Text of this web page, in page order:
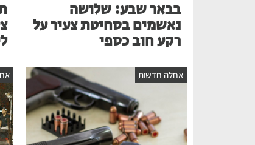
בבאר שבע: שלושה
נאשמים בסחיטת צעיר על
רקע חוב כספי
אחלה חדשות